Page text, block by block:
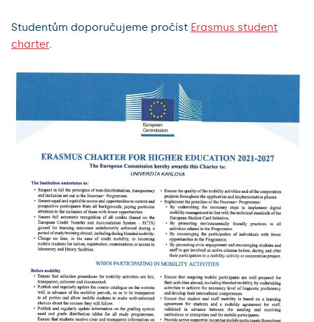
Studentům doporučujeme pročíst Erasmus student
charter.